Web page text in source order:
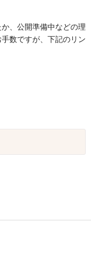
、公開準備中などの理
数ですが、下記のリン